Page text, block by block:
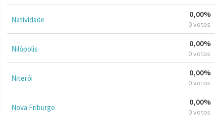
Natividade
0,00%
0 votos
Nilópolis
0,00%
0 votos
Niterói
0,00%
0 votos
Nova Friburgo
0,00%
0 votos